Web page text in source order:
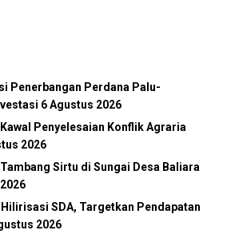
Penerbangan Perdana Palu-
6 Agustus 2026
Penyelesaian Konflik Agraria
2026
Sirtu di Sungai Desa Baliara
SDA, Targetkan Pendapatan
2026